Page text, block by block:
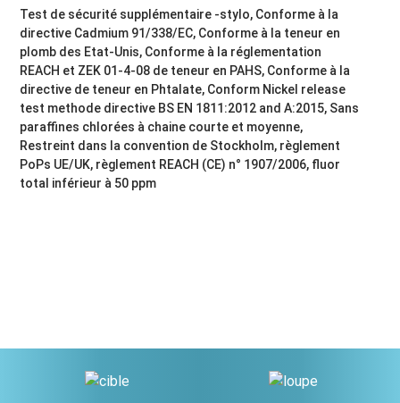
Test de sécurité supplémentaire -stylo, Conforme à la
directive Cadmium 91/338/EC, Conforme à la teneur en
plomb des Etat-Unis, Conforme à la réglementation
REACH et ZEK 01-4-08 de teneur en PAHS, Conforme à la
directive de teneur en Phtalate, Conform Nickel release
test methode directive BS EN 1811:2012 and A:2015, Sans
paraffines chlorées à chaine courte et moyenne,
Restreint dans la convention de Stockholm, règlement
PoPs UE/UK, règlement REACH (CE) n° 1907/2006, fluor
total inférieur à 50 ppm